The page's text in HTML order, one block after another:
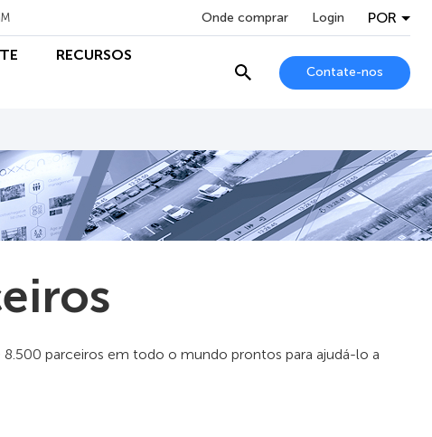
Onde comprar Login POR
RECURSOS
Contate-nos
8.500 parceiros em todo o mundo prontos para ajudá-lo a